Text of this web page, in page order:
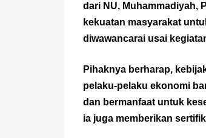
dari NU, Muhammadiyah,
kekuatan masyarakat
diwawancarai usai
Pihaknya berharap,
pelaku-pelaku ekonomi
dan bermanfaat untuk
ia juga memberikan